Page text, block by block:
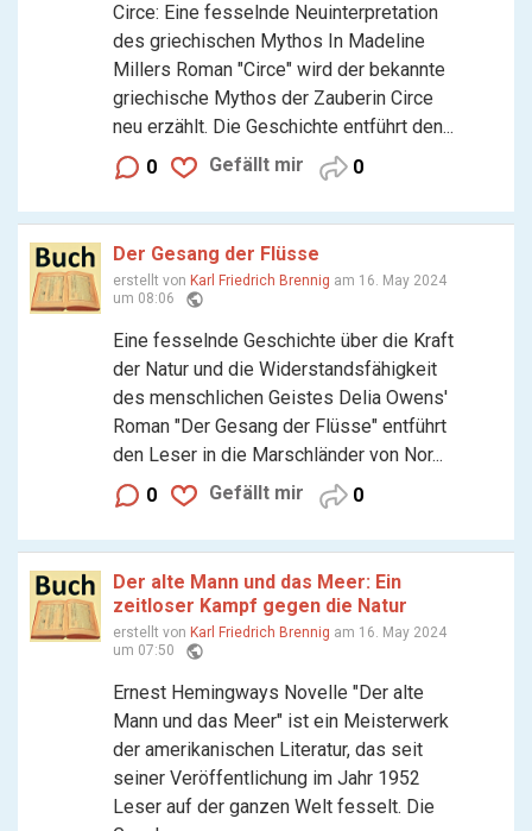
Circe: Eine fesselnde Neuinterpretation
des griechischen Mythos In Madeline
Millers Roman "Circe" wird der bekannte
griechische Mythos der Zauberin Circe
neu erzählt. Die Geschichte entführt den...
0
Gefällt mir 0
Der Gesang der Flüsse
erstellt von Karl Friedrich Brennig am 16. May 2024
um 08:06 public
Eine fesselnde Geschichte über die Kraft
der Natur und die Widerstandsfähigkeit
des menschlichen Geistes Delia Owens'
Roman "Der Gesang der Flüsse" entführt
den Leser in die Marschländer von Nor...
0
Gefällt mir 0
Der alte Mann und das Meer: Ein
zeitloser Kampf gegen die Natur
erstellt von Karl Friedrich Brennig am 16. May 2024
um 07:50 public
Ernest Hemingways Novelle "Der alte
Mann und das Meer" ist ein Meisterwerk
der amerikanischen Literatur, das seit
seiner Veröffentlichung im Jahr 1952
Leser auf der ganzen Welt fesselt. Die